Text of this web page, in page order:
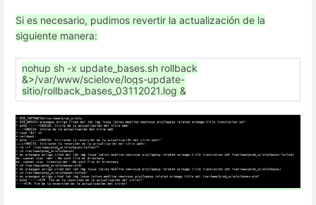
Si es necesario, pudimos revertir la actualización de la
siguiente manera:
nohup sh -x update_bases.sh rollback
&>/var/www/scielove/logs-update-
sitio/rollback_bases_03112021.log &